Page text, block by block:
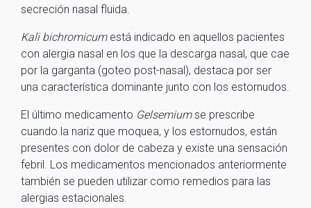
secreción nasal fluida.
Kali bichromicumestá indicado en aquellos pacientes
con alergia nasal en los que la descarga nasal, que cae
por la garganta (goteo post-nasal), destaca por ser
una característica dominante junto con los estornudos.
El último medicamento Gelsemiumse prescribe
cuando la nariz que moquea, y los estornudos, están
presentes con dolor de cabeza y existe una sensación
febril. Los medicamentos mencionados anteriormente
también se pueden utilizar como remedios para las
alergias estacionales.